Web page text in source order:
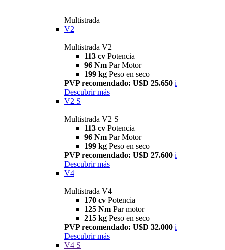
Multistrada
V2
Multistrada V2
113 cv Potencia
96 Nm Par Motor
199 kg Peso en seco
PVP recomendado: U$D 25.650 i
Descubrir más
V2 S
Multistrada V2 S
113 cv Potencia
96 Nm Par Motor
199 kg Peso en seco
PVP recomendado: U$D 27.600 i
Descubrir más
V4
Multistrada V4
170 cv Potencia
125 Nm Par motor
215 kg Peso en seco
PVP recomendado: U$D 32.000 i
Descubrir más
V4 S